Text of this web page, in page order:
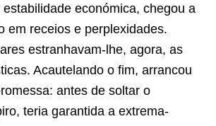
económica, chegou a
em receios e perplexidades.
estranhavam-lhe, agora, as
Acautelando o fim, arrancou
antes de soltar o
teria garantida a extrema-